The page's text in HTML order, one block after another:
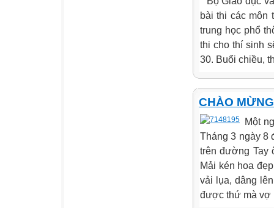
bài thi các môn
trung học phổ
thi cho thí sinh
30. Buổi chiều,
CHÀO
Một
Tháng 3 ngày 8
trên đường Tay
Mải kén hoa
vải lụa, dâng
được thứ mà vợ